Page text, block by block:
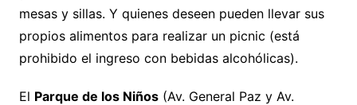
mesas y sillas. Y quienes deseen pueden llevar sus
propios alimentos para realizar un picnic (está
prohibido el ingreso con bebidas alcohólicas).
El Parque de los Niños(Av. General Paz y Av.